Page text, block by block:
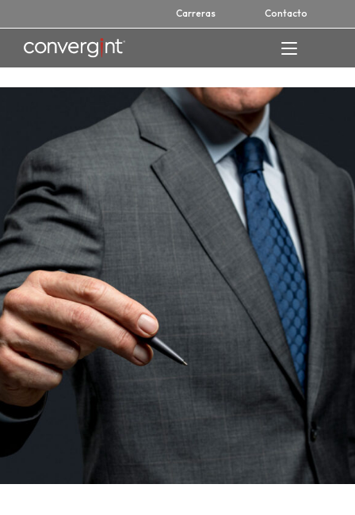
to
content
Carreras Contacto
Home